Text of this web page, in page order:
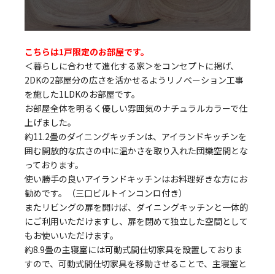
こちらは1戸限定のお部屋です。
＜暮らしに合わせて進化する家＞をコンセプトに掲げ、
2DKの2部屋分の広さを活かせるようリノベーション工事
を施した1LDKのお部屋です。
お部屋全体を明るく優しい雰囲気のナチュラルカラーで仕
上げました。
約11.2畳のダイニングキッチンは、アイランドキッチンを
囲む開放的な広さの中に温かさを取り入れた団欒空間とな
っております。
使い勝手の良いアイランドキッチンはお料理好きな方にお
勧めです。（三口ビルトインコンロ付き）
またリビングの扉を開けば、ダイニングキッチンと一体的
にご利用いただけますし、扉を閉めて独立した空間として
もお使いいただけます。
約8.9畳の主寝室には可動式間仕切家具を設置しておりま
すので、可動式間仕切家具を移動させることで、主寝室と